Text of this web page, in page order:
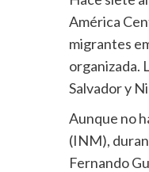
América
migrantes
organizada.
Salvador y
Aunque no
(INM),
Fernando